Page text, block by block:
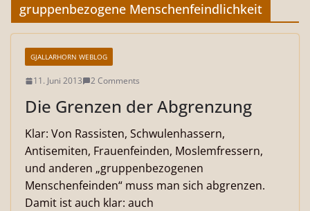
gruppenbezogene Menschenfeindlichkeit
GJALLARHORN WEBLOG
11. Juni 2013 2 Comments
Die Grenzen der Abgrenzung
Klar: Von Rassisten, Schwulenhassern,
Antisemiten, Frauenfeinden, Moslemfressern,
und anderen „gruppenbezogenen
Menschenfeinden“ muss man sich abgrenzen.
Damit ist auch klar: auch